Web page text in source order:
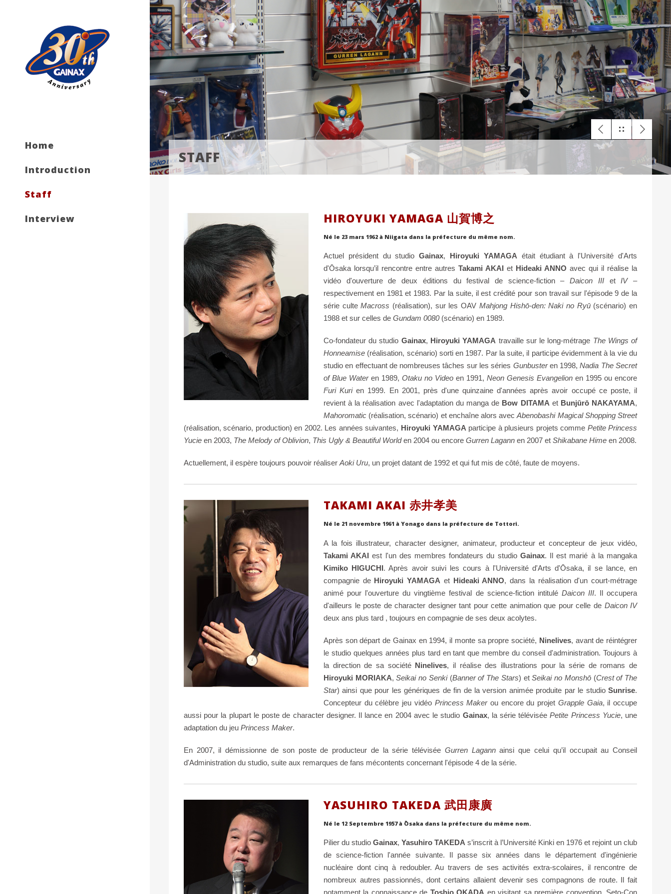
Home
Introduction
Staff
Interview
STAFF
HIROYUKI YAMAGA 山賀博之
Né le 23 mars 1962 à Niigata dans la préfecture du même nom.
Actuel président du studioGainax, Hiroyuki YAMAGA était étudiant à l'Université d'Arts
d'Ōsaka lorsqu’il rencontre entre autres Takami AKAI et Hideaki ANNO avec qui il réalise la
vidéo d'ouverture de deux éditions du festival de science-fiction –Daicon III etIV–
respectivement en 1981 et 1983. Par la suite, il est crédité pour son travail sur l'épisode 9 de la
série culteMacross (réalisation), sur les OAV Mahjong Hishō-den: Naki no Ryū(scénario) en
1988 et sur celles de Gundam 0080(scénario) en 1989.
Co-fondateur du studio Gainax, Hiroyuki YAMAGA travaille sur le long-métrage The Wings of
Honneamise(réalisation, scénario) sorti en 1987. Par la suite, il participe évidemment à la vie du
studio en effectuant de nombreuses tâches sur les séries Gunbusteren 1998,Nadia The Secret
of Blue Wateren 1989, Otaku no Video en 1991,Neon Genesis Evangelion en 1995 ou encore
Furi Kurien 1999. En 2001, près d'une quinzaine d'années après avoir occupé ce poste, il
revient à la réalisation avec l'adaptation du manga de Bow DITAMA et Bunjūrō NAKAYAMA,
Mahoromatic(réalisation, scénario) et enchaîne alors avecAbenobashi Magical Shopping Street
(réalisation, scénario, production) en 2002. Les années suivantes, Hiroyuki YAMAGA participe à plusieurs projets comme Petite Princess
Yucieen 2003, The Melody of Oblivion, This Ugly & Beautiful Worlden 2004 ou encore Gurren Lagannen 2007 et Shikabane Himeen 2008.
Actuellement, il espère toujours pouvoir réaliser Aoki Uru, un projet datant de 1992 et qui fut mis de côté, faute de moyens.
TAKAMI AKAI 赤井孝美
Né le 21 novembre 1961 à Yonago dans la préfecture de Tottori.
A la fois illustrateur, character designer, animateur, producteur et concepteur de jeux vidéo,
Takami AKAI est l'un des membres fondateurs du studio Gainax. Il est marié à la mangaka
Kimiko HIGUCHI. Après avoir suivi les cours à l'Université d'Arts d'Ōsaka, il se lance, en
compagnie de Hiroyuki YAMAGA et Hideaki ANNO, dans la réalisation d'un court-métrage
animé pour l'ouverture du vingtième festival de science-fiction intitulé Daicon III. Il occupera
d'ailleurs le poste de character designer tant pour cette animation que pour celle de Daicon IV
deux ans plus tard , toujours en compagnie de ses deux acolytes.
Après son départ de Gainax en 1994, il monte sa propre société, Ninelives, avant de réintégrer
le studio quelques années plus tard en tant que membre du conseil d'administration. Toujours à
la direction de sa société Ninelives, il réalise des illustrations pour la série de romans de
Hiroyuki MORIAKA,Seikai no Senki(Banner of The Stars) etSeikai no Monshō(Crest of The
Star) ainsi que pour les génériques de fin de la version animée produite par le studioSunrise.
Concepteur du célèbre jeu vidéo Princess Makerou encore du projet Grapple Gaia, il occupe
aussi pour la plupart le poste de character designer. Il lance en 2004 avec le studio Gainax, la série téléviséePetite Princess Yucie, une
adaptation du jeu Princess Maker.
En 2007, il démissionne de son poste de producteur de la série télévisée Gurren Lagannainsi que celui qu’il occupait au Conseil
d'Administration du studio, suite aux remarques de fans mécontents concernant l'épisode 4 de la série.
YASUHIRO TAKEDA 武田康廣
Né le 12 Septembre 1957 à Ōsaka dans la préfecture du même nom.
Pilier du studio Gainax, Yasuhiro TAKEDA s’inscrit à l’Université Kinki en 1976 et rejoint un club
de science-fiction l'année suivante. Il passe six années dans le département d'ingénierie
nucléaire dont cinq à redoubler. Au travers de ses activités extra-scolaires, il rencontre de
nombreux autres passionnés, dont certains allaient devenir ses compagnons de route. Il fait
notamment la connaissance de Toshio OKADA en visitant sa première convention, Seto-Con